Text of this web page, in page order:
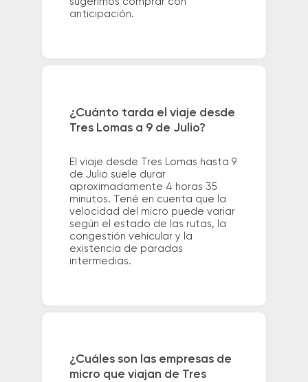
anticipación.
¿Cuánto tarda el viaje desde
Tres Lomas a 9 de Julio?
El viaje desde Tres Lomas hasta 9
de Julio suele durar
aproximadamente 4 horas 35
minutos. Tené en cuenta que la
velocidad del micro puede variar
según el estado de las rutas, la
congestión vehicular y la
existencia de paradas
intermedias.
¿Cuáles son las empresas de
micro que viajan de Tres